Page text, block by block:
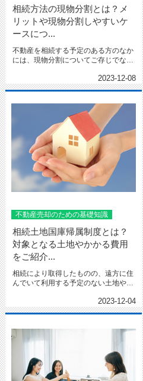
相続方法の現物分割とは？メ
リットや現物分割しやすいケ
ースにつ...
不動産を相続する予定のある方のなか
には、現物分割についてご存じでない
2023-12-08
不動産売却のための基礎知識
相続土地国庫帰属制度とは？
対象となる土地やかかる費用
をご紹介...
相続により取得したものの、遠方に住
んでいて利用する予定のない土地や、
2023-12-04